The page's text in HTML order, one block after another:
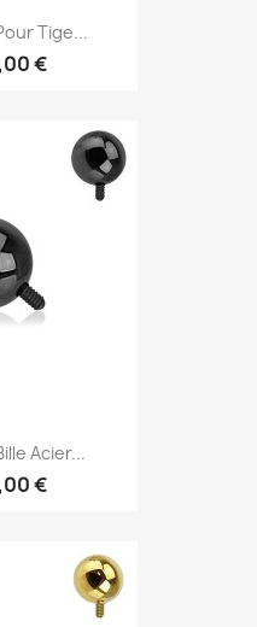
Tige...
€
Acier...
€